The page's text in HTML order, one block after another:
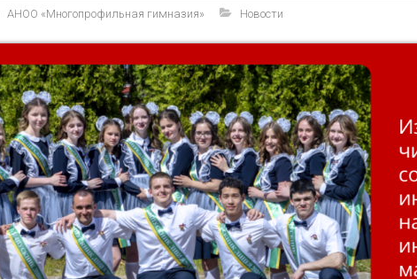
АНОО «Многопрофильная гимназия» Новости